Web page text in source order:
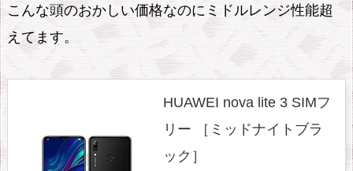
こんな頭のおかしい価格なのにミドルレンジ性能超
えてます。
HUAWEI nova lite 3 SIMフ
リー ［ミッドナイトブラ
ック］